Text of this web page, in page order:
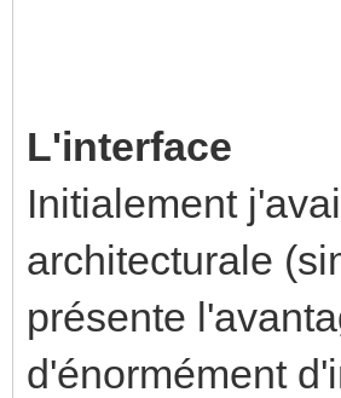
L'interface
Initialement
architecturale
présente
d'énormément